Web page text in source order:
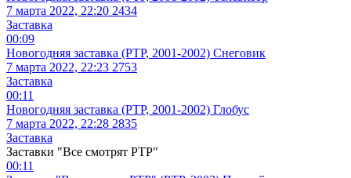
7 марта 2022, 22:20 2434
Заставка
00:09
Новогодняя заставка (РТР, 2001-2002) Снеговик
7 марта 2022, 22:23 2753
Заставка
00:11
Новогодняя заставка (РТР, 2001-2002) Глобус
7 марта 2022, 22:28 2835
Заставка
Заставки "Все смотрят РТР"
00:11